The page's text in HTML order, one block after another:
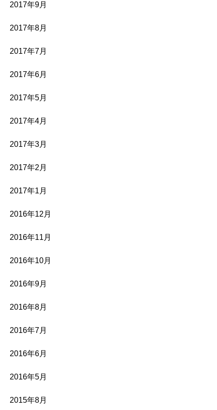
2017年9月
2017年8月
2017年7月
2017年6月
2017年5月
2017年4月
2017年3月
2017年2月
2017年1月
2016年12月
2016年11月
2016年10月
2016年9月
2016年8月
2016年7月
2016年6月
2016年5月
2015年8月